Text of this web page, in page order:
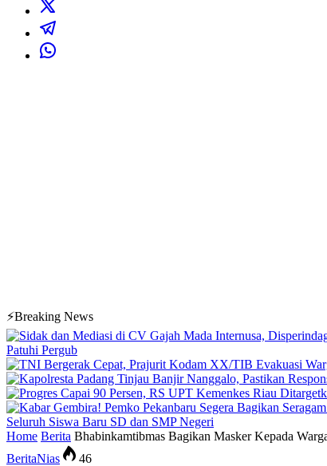
⚡Breaking News
Patuhi Pergub
Seluruh Siswa Baru SD dan SMP Negeri
Home Berita Bhabinkamtibmas Bagikan Masker Kepada
BeritaNias 46